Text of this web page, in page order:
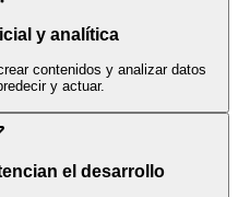
y analítica
contenidos y analizar datos
y actuar.
el desarrollo